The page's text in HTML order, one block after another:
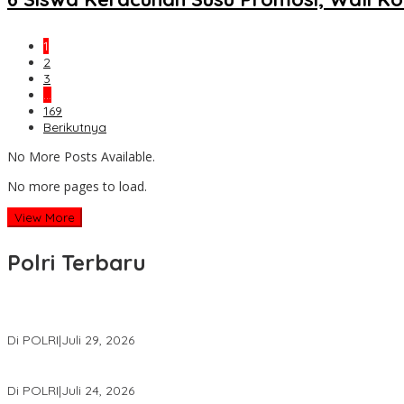
1
2
3
…
169
Berikutnya
No More Posts Available.
No more pages to load.
View More
Polri Terbaru
Di POLRI|Juli 29, 2026
Di POLRI|Juli 24, 2026